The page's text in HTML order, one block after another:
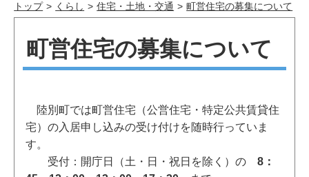
トップ くらし 住宅・土地・交通 町営住宅の募集について
町営住宅の募集について
陸別町では町営住宅（公営住宅・特定公共賃貸住
宅）の入居申し込みの受け付けを随時行っていま
す。
受付：開庁日（土・日・祝日を除く）の 8：